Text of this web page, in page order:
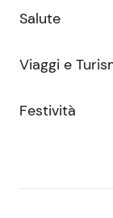
Salute
Viaggi e
Festività